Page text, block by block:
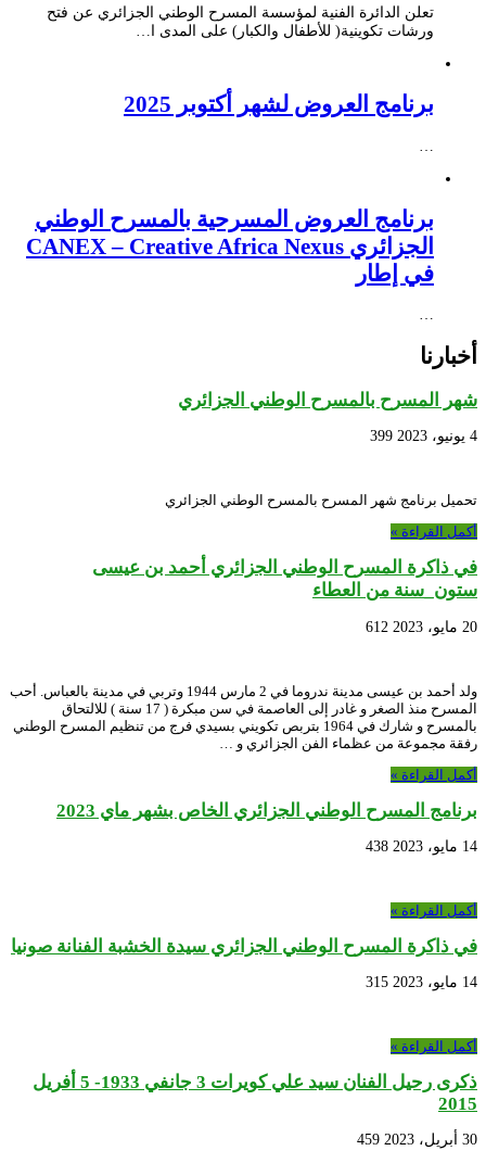
تعلن الدائرة الفنية لمؤسسة المسرح الوطني الجزائري عن فتح
ورشات تكوينية( للأطفال والكبار) على المدى ا…
برنامج العروض لشهر أكتوبر 2025
برنامج العروض المسرحية بالمسرح الوطني
الجزائري CANEX – Creative Africa Nexus
في إطار
…
أخبارنا
شهر المسرح بالمسرح الوطني الجزائري
4 يونيو، 2023 399
تحميل برنامج شهر المسرح بالمسرح الوطني الجزائري
أكمل القراءة »
في ذاكرة المسرح الوطني الجزائري أحمد بن عيسى
ستون_سنة من العطاء
20 مايو، 2023 612
ولد أحمد بن عيسى مدينة ندروما في 2 مارس 1944 وتربي في مدينة بالعباس. أحب
المسرح منذ الصغر و غادر إلى العاصمة في سن مبكرة ( 17 سنة ) للالتحاق
بالمسرح و شارك في 1964 بتربص تكويني بسيدي فرج من تنظيم المسرح الوطني
رفقة مجموعة من عظماء الفن الجزائري و …
أكمل القراءة »
برنامج المسرح الوطني الجزائري الخاص بشهر ماي 2023
14 مايو، 2023 438
أكمل القراءة »
في ذاكرة المسرح الوطني الجزائري سيدة الخشبة الفنانة صونيا
14 مايو، 2023 315
أكمل القراءة »
ذكرى رحيل الفنان سيد علي كويرات 3 جانفي 1933- 5 أفريل
2015
30 أبريل، 2023 459